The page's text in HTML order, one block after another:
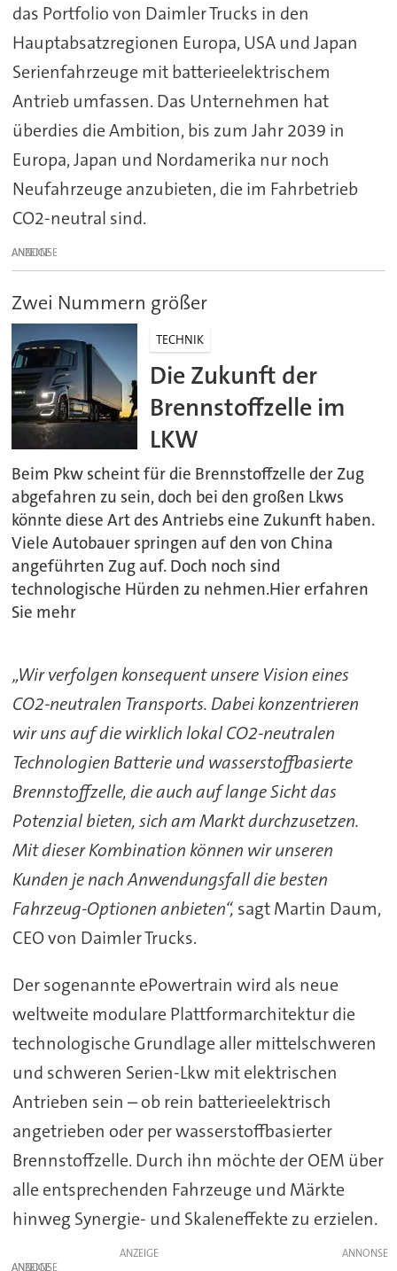
das Portfolio von Daimler Trucks in den
Hauptabsatzregionen Europa, USA und Japan
Serienfahrzeuge mit batterieelektrischem
Antrieb umfassen. Das Unternehmen hat
überdies die Ambition, bis zum Jahr 2039 in
Europa, Japan und Nordamerika nur noch
Neufahrzeuge anzubieten, die im Fahrbetrieb
CO2-neutral sind.
ANZEIGE
Zwei Nummern größer
TECHNIK
Die Zukunft der
Brennstoffzelle im
LKW
Beim Pkw scheint für die Brennstoffzelle der Zug
abgefahren zu sein, doch bei den großen Lkws
könnte diese Art des Antriebs eine Zukunft haben.
Viele Autobauer springen auf den von China
angeführten Zug auf. Doch noch sind
technologische Hürden zu nehmen.Hier erfahren
Sie mehr
„Wir verfolgen konsequent unsere Vision eines
CO2-neutralen Transports. Dabei konzentrieren
wir uns auf die wirklich lokal CO2-neutralen
Technologien Batterie und wasserstoffbasierte
Brennstoffzelle, die auch auf lange Sicht das
Potenzial bieten, sich am Markt durchzusetzen.
Mit dieser Kombination können wir unseren
Kunden je nach Anwendungsfall die besten
Fahrzeug-Optionen anbieten“, sagt Martin Daum,
CEO von Daimler Trucks.
Der sogenannte ePowertrain wird als neue
weltweite modulare Plattformarchitektur die
technologische Grundlage aller mittelschweren
und schweren Serien-Lkw mit elektrischen
Antrieben sein – ob rein batterieelektrisch
angetrieben oder per wasserstoffbasierter
Brennstoffzelle. Durch ihn möchte der OEM über
alle entsprechenden Fahrzeuge und Märkte
hinweg Synergie- und Skaleneffekte zu erzielen.
ANZEIGE
ANZEIGE